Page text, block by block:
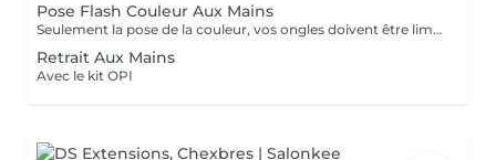
Pose Flash Couleur Aux Mains
Seulement la pose de la couleur, vos ongles doivent être limés et sans cuticules afin d'assurer une bonne tenue.
Retrait Aux Mains
Avec le kit OPI